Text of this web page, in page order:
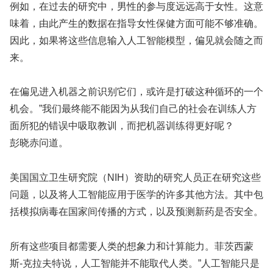
例如，在过去的研究中，男性的参与度远远高于女性。这意
味着，由此产生的数据在指导女性保健方面可能不够准确。
因此，如果将这些信息输入人工智能模型，偏见就会随之而
来。
在偏见进入机器之前识别它们，或许是打破这种循环的一个
机会。”我们最终能不能因为从我们自己的社会在训练人方
面所犯的错误中吸取教训，而把机器训练得更好呢？
彭晓赤问道。
美国国立卫生研究院（NIH）资助的研究人员正在研究这些
问题，以及将人工智能应用于医学的许多其他方法。其中包
括模拟病毒在国家间传播的方式，以及预测新药是否安全。
所有这些项目都需要人类的想象力和计算能力。菲茨西蒙
斯-克拉夫特说，人工智能并不能取代人类。”人工智能只是